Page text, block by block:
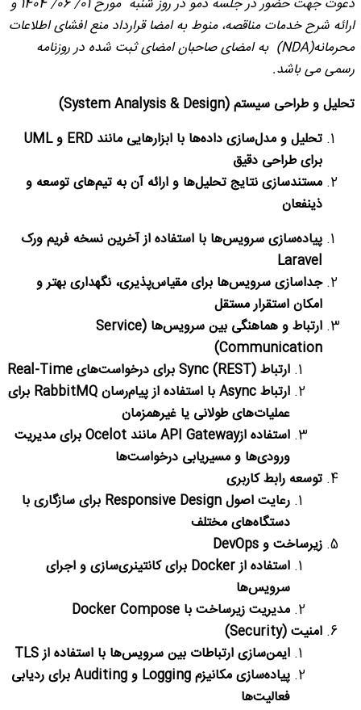
ارائه شرح خدمات مناقصه، منوط به امضا قرارداد منع افشای اطلاعات
محرمانه(NDA) به امضای صاحبان امضای ثبت شده در روزنامه
رسمی می باشد.
تحلیل و طراحی سیستم(System Analysis & Design)
تحلیل و مدل‌سازی داده‌ها با ابزارهایی مانند
وUML
برای طراحی دقیق
مستندسازی نتایج تحلیل‌ها و ارائه آن به تیم‌های توسعه و
ذینفعان
پیاده‌سازی سرویس‌ها با استفاده از آخرین نسخه فریم ورک
Laravel
جداسازی سرویس‌ها برای مقیاس‌پذیری، نگهداری بهتر و
امکان استقرار مستقل
ارتباط و هماهنگی بین سرویس‌ها (Service
Communication)
ارتباط
برای درخواست‌های
ارتباط
با استفاده از پیام‌رسان‌
برای
عملیات‌های طولانی یا غیرهمزمان
استفاده ازAPI Gatewayمانند
برای مدیریت
ورودی‌ها و مسیریابی درخواست‌ها
توسعه رابط کاربری
رعایت اصول
برای سازگاری با
دستگاه‌های مختلف
زیرساخت وDevOps
استفاده ازDocker
برای کانتینری‌سازی و اجرای
سرویس‌ها
مدیریت زیرساخت با
امنیت(Security)
ایمن‌سازی ارتباطات بین سرویس‌ها با استفاده ازTLS
پیاده‌سازی مکانیزم
و
برای ردیابی
فعالیت‌ها